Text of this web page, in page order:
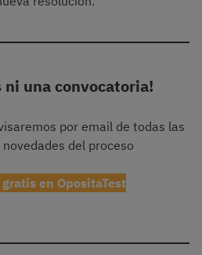
ni una convocatoria!
por email de todas las
del proceso
en OpositaTest